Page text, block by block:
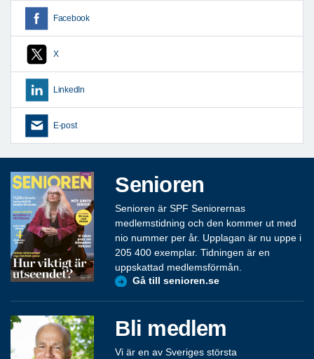
Facebook
X
LinkedIn
E-post
Senioren
Senioren är SPF Seniorernas
medlemstidning och den kommer ut med
nio nummer per år. Upplagan är nu uppe i
205 400 exemplar. Tidningen är en
uppskattad medlemsförmån.
Gå till senioren.se
Bli medlem
Vi är en av Sveriges största